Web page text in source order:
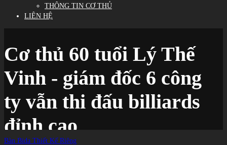
THÔNG TIN CƠ THỦ
LIÊN HỆ
Cơ thủ 60 tuổi Lý Thế
Vinh - giám đốc 6 công
ty vẫn thi đấu billiards
đỉnh cao
Bàn Bida Thiết Kế Riêng